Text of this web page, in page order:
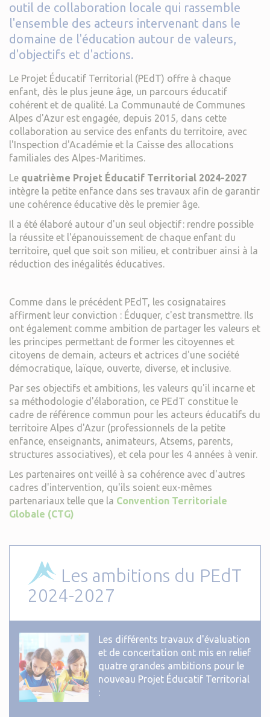
outil de collaboration locale qui rassemble
l'ensemble des acteurs intervenant dans le
domaine de l'éducation autour de valeurs,
d'objectifs et d'actions.
Le Projet Éducatif Territorial (PEdT) offre à chaque
enfant, dès le plus jeune âge, un parcours éducatif
cohérent et de qualité. La Communauté de Communes
Alpes d'Azur est engagée, depuis 2015, dans cette
collaboration au service des enfants du territoire, avec
l'Inspection d'Académie et la Caisse des allocations
familiales des Alpes-Maritimes.
Le quatrième Projet Éducatif Territorial 2024-2027
intègre la petite enfance dans ses travaux afin de garantir
une cohérence éducative dès le premier âge.
Il a été élaboré autour d'un seul objectif : rendre possible
la réussite et l'épanouissement de chaque enfant du
territoire, quel que soit son milieu, et contribuer ainsi à la
réduction des inégalités éducatives.
Comme dans le précédent PEdT, les cosignataires
affirment leur conviction : Éduquer, c'est transmettre. Ils
ont également comme ambition de partager les valeurs et
les principes permettant de former les citoyennes et
citoyens de demain, acteurs et actrices d'une société
démocratique, laïque, ouverte, diverse, et inclusive.
Par ses objectifs et ambitions, les valeurs qu'il incarne et
sa méthodologie d'élaboration, ce PEdT constitue le
cadre de référence commun pour les acteurs éducatifs du
territoire Alpes d'Azur (professionnels de la petite
enfance, enseignants, animateurs, Atsems, parents,
structures associatives), et cela pour les 4 années à venir.
Les partenaires ont veillé à sa cohérence avec d'autres
cadres d'intervention, qu'ils soient eux-mêmes
partenariaux telle que la Convention Territoriale
Globale (CTG)
Les ambitions du PEdT
2024-2027
Les différents travaux d'évaluation
et de concertation ont mis en relief
quatre grandes ambitions pour le
nouveau Projet Éducatif Territorial
: